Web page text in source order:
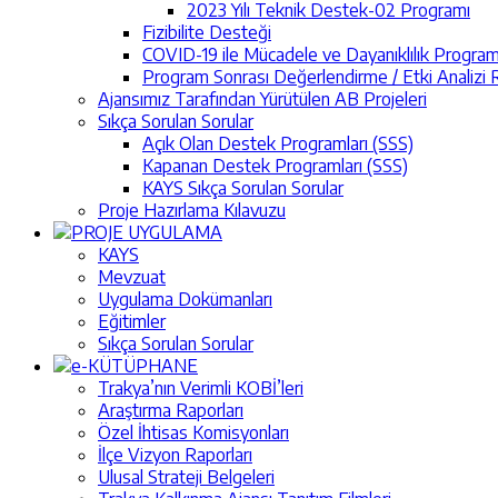
2023 Yılı Teknik Destek-02 Programı
Fizibilite Desteği
COVID-19 ile Mücadele ve Dayanıklılık
Program Sonrası Değerlendirme / Etki Analizi
Ajansımız Tarafından Yürütülen AB Projeleri
Sıkça Sorulan Sorular
Açık Olan Destek Programları (SSS)
Kapanan Destek Programları (SSS)
KAYS Sıkça Sorulan Sorular
Proje Hazırlama Kılavuzu
PROJE UYGULAMA
KAYS
Mevzuat
Uygulama Dokümanları
Eğitimler
Sıkça Sorulan Sorular
e-KÜTÜPHANE
Trakya’nın Verimli KOBİ’leri
Araştırma Raporları
Özel İhtisas Komisyonları
İlçe Vizyon Raporları
Ulusal Strateji Belgeleri